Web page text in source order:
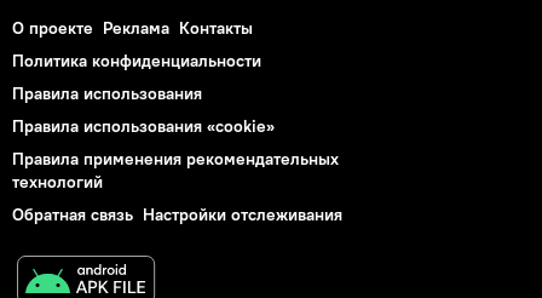
О проекте Реклама Контакты
Политика конфиденциальности
Правила использования
Правила использования «cookie»
Правила применения рекомендательных
технологий
Обратная связь Настройки отслеживания